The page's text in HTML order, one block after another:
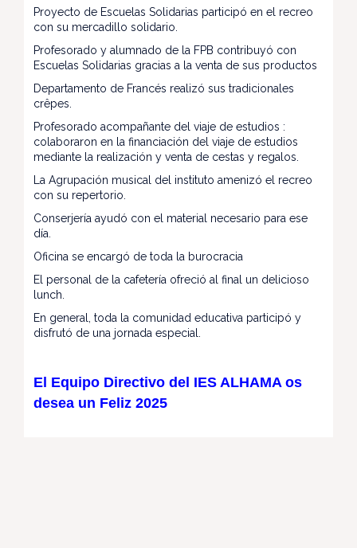
Proyecto de Escuelas Solidarias participó en el recreo
con su mercadillo solidario.
Profesorado y alumnado de la FPB contribuyó con
Escuelas Solidarias gracias a la venta de sus productos
Departamento de Francés realizó sus tradicionales
crêpes.
Profesorado acompañante del viaje de estudios :
colaboraron en la financiación del viaje de estudios
mediante la realización y venta de cestas y regalos.
La Agrupación musical del instituto amenizó el recreo
con su repertorio.
Conserjería ayudó con el material necesario para ese
día.
Oficina se encargó de toda la burocracia
El personal de la cafetería ofreció al final un delicioso
lunch.
En general, toda la comunidad educativa participó y
disfrutó de una jornada especial.
El Equipo Directivo del IES ALHAMA os
desea un Feliz 2025